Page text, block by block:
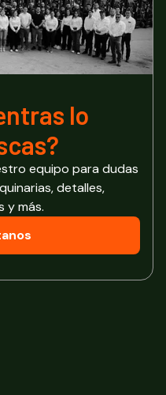
lo
equipo para dudas
detalles,
y más.